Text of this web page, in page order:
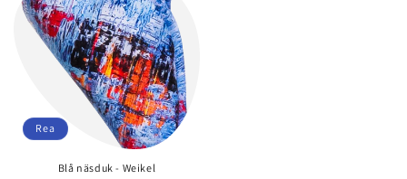
Rea
Blå näsduk - Weikel